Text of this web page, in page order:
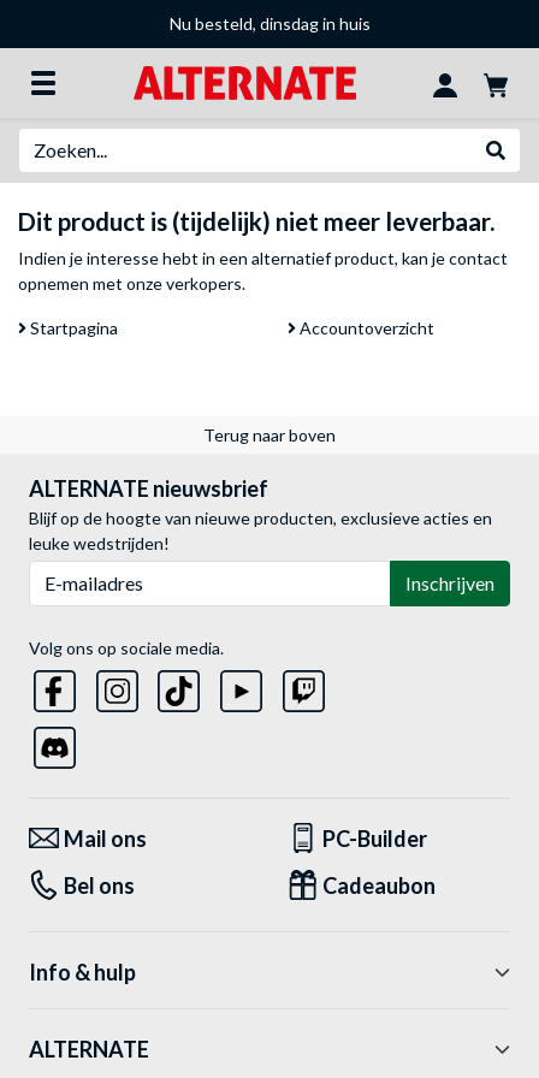
Nu besteld, dinsdag in huis
Dit product is (tijdelijk) niet meer leverbaar.
Indien je interesse hebt in een alternatief product, kan jecontact
opnemen met onze verkopers.
Startpagina Accountoverzicht
Terug naar boven
ALTERNATE nieuwsbrief
Blijf op de hoogte van nieuwe producten, exclusieve acties en
leuke wedstrijden!
Inschrijven
Volg ons op sociale media.
Mail ons
PC-Builder
Bel ons
Cadeaubon
Info & hulp
ALTERNATE